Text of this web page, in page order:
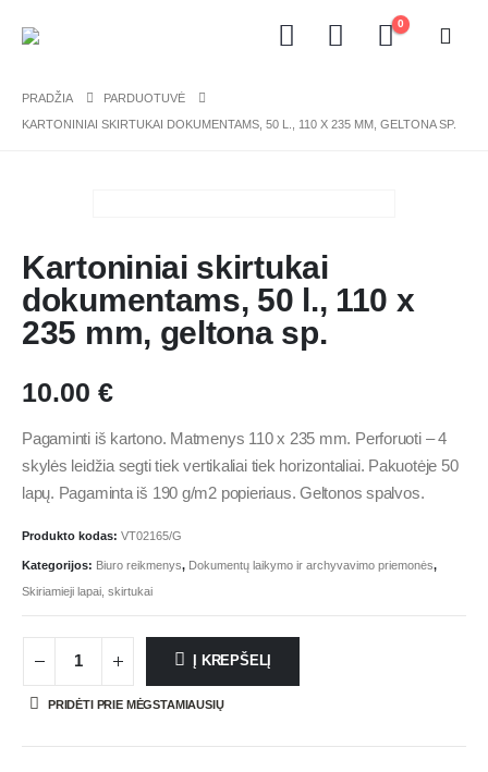
0
PRADŽIA
PARDUOTUVĖ
KARTONINIAI SKIRTUKAI DOKUMENTAMS, 50 L., 110 X 235 MM, GELTONA SP.
Kartoniniai skirtukai
dokumentams, 50 l., 110 x
235 mm, geltona sp.
10.00 €
Pagaminti iš kartono. Matmenys 110 x 235 mm. Perforuoti – 4
skylės leidžia segti tiek vertikaliai tiek horizontaliai. Pakuotėje 50
lapų. Pagaminta iš 190 g/m2 popieriaus. Geltonos spalvos.
Produkto kodas: VT02165/G
Kategorijos: Biuro reikmenys, Dokumentų laikymo ir archyvavimo priemonės,
Skiriamieji lapai, skirtukai
Į KREPŠELĮ
PRIDĖTI PRIE MĖGSTAMIAUSIŲ